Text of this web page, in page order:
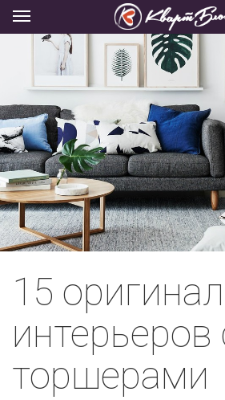
15
интерьеров
торшерами